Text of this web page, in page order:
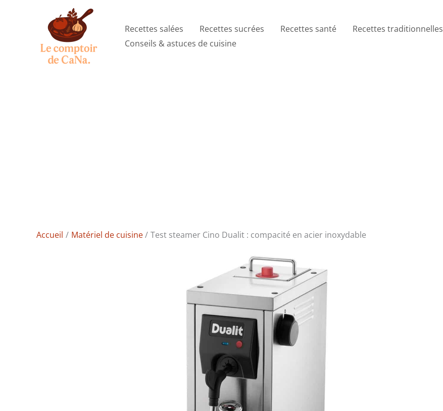
Recettes salées Recettes sucrées Recettes santé Recettes traditionnelles
Conseils & astuces de cuisine
Accueil Matériel de cuisine Test steamer Cino Dualit : compacité en acier inoxydable